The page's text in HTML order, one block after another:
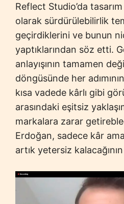
Reflect Studio’da
olarak sürdürülebilirlik
geçirdiklerini ve bunun
yaptıklarından söz etti.
anlayışının tamamen
döngüsünde her
kısa vadede kârlı gibi
arasındaki eşitsiz
markalara zarar
Erdoğan, sadece kâr
artık yetersiz